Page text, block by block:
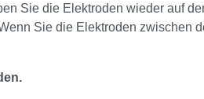
Sie die Elektroden wieder auf
Sie die Elektroden zwischen